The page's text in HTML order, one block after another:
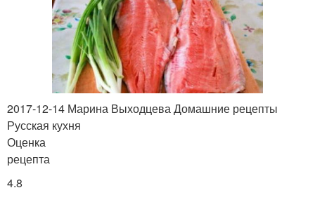
2017-12-14 Марина Выходцева Домашние рецепты
Русская кухня
Оценка
рецепта
4.8